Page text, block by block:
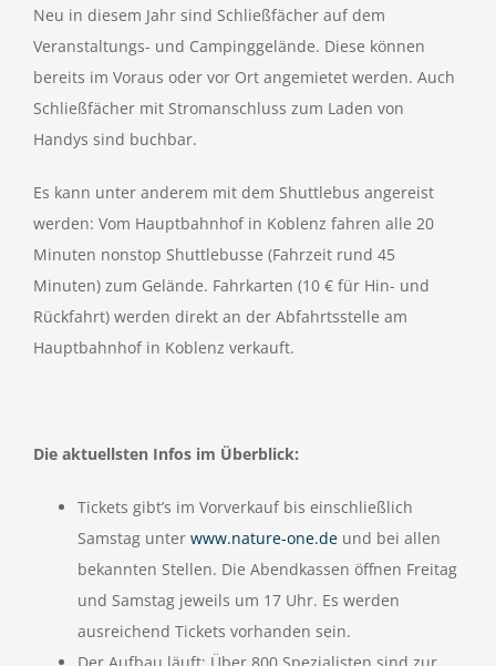
Neu in diesem Jahr sind Schließfächer auf dem
Veranstaltungs- und Campinggelände. Diese können
bereits im Voraus oder vor Ort angemietet werden. Auch
Schließfächer mit Stromanschluss zum Laden von
Handys sind buchbar.
Es kann unter anderem mit dem Shuttlebus angereist
werden: Vom Hauptbahnhof in Koblenz fahren alle 20
Minuten nonstop Shuttlebusse (Fahrzeit rund 45
Minuten) zum Gelände. Fahrkarten (10 € für Hin- und
Rückfahrt) werden direkt an der Abfahrtsstelle am
Hauptbahnhof in Koblenz verkauft.
Die aktuellsten Infos im Überblick:
Tickets gibt’s im Vorverkauf bis einschließlich
Samstag unter www.nature-one.de und bei allen
bekannten Stellen. Die Abendkassen öffnen Freitag
und Samstag jeweils um 17 Uhr. Es werden
ausreichend Tickets vorhanden sein.